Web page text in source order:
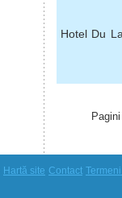
Hotel Du
Hartă site Contact